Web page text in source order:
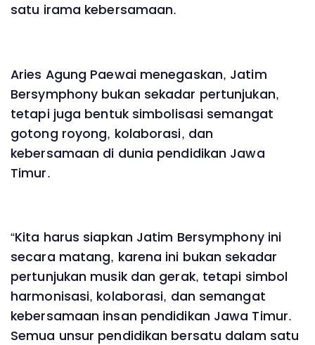
satu irama kebersamaan.
Aries Agung Paewai menegaskan, Jatim
Bersymphony bukan sekadar pertunjukan,
tetapi juga bentuk simbolisasi semangat
gotong royong, kolaborasi, dan
kebersamaan di dunia pendidikan Jawa
Timur.
“Kita harus siapkan Jatim Bersymphony ini
secara matang, karena ini bukan sekadar
pertunjukan musik dan gerak, tetapi simbol
harmonisasi, kolaborasi, dan semangat
kebersamaan insan pendidikan Jawa Timur.
Semua unsur pendidikan bersatu dalam satu